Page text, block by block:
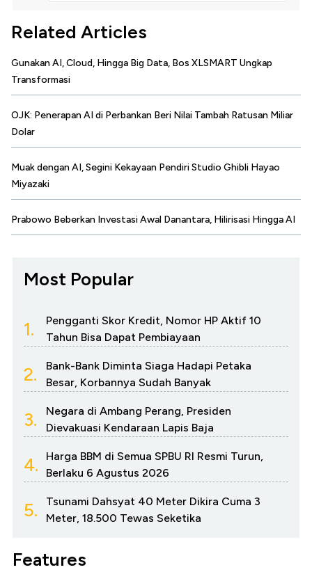
Related Articles
Gunakan AI, Cloud, Hingga Big Data, Bos XLSMART Ungkap
Transformasi
OJK: Penerapan AI di Perbankan Beri Nilai Tambah Ratusan Miliar
Dolar
Muak dengan AI, Segini Kekayaan Pendiri Studio Ghibli Hayao
Miyazaki
Prabowo Beberkan Investasi Awal Danantara, Hilirisasi Hingga AI
Most Popular
1.
Pengganti Skor Kredit, Nomor HP Aktif 10
Tahun Bisa Dapat Pembiayaan
2.
Bank-Bank Diminta Siaga Hadapi Petaka
Besar, Korbannya Sudah Banyak
3.
Negara di Ambang Perang, Presiden
Dievakuasi Kendaraan Lapis Baja
4.
Harga BBM di Semua SPBU RI Resmi Turun,
Berlaku 6 Agustus 2026
5.
Tsunami Dahsyat 40 Meter Dikira Cuma 3
Meter, 18.500 Tewas Seketika
Features